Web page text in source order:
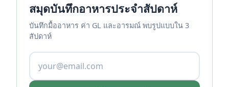
สมุดบันทึกอาหารประจำสัปดาห์
บันทึกมื้ออาหาร ค่า GL และอารมณ์ พบรูปแบบใน 3
สัปดาห์